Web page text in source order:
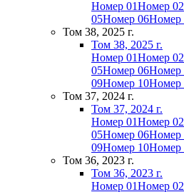
Номер 01Номер 02
05Номер 06Номер
Том 38, 2025 г.
Том 38, 2025 г.
Номер 01Номер 02
05Номер 06Номер
09Номер 10Номер
Том 37, 2024 г.
Том 37, 2024 г.
Номер 01Номер 02
05Номер 06Номер
09Номер 10Номер
Том 36, 2023 г.
Том 36, 2023 г.
Номер 01Номер 02